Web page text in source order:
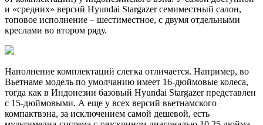
и «средних» версий Hyundai Stargazer семиместный салон,
топовое исполнение – шестиместное, с двумя отдельными
креслами во втором ряду.
Наполнение комплектаций слегка отличается. Например, во
Вьетнаме модель по умолчанию имеет 16-дюймовые колеса,
тогда как в Индонезии базовый Hyundai Stargazer представлен
с 15-дюймовыми. А еще у всех версий вьетнамского
компактвэна, за исключением самой дешевой, есть